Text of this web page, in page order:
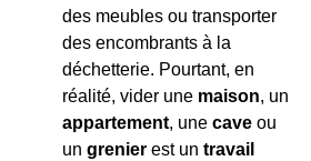
des meubles ou transporter
des encombrants à la
déchetterie. Pourtant, en
réalité, vider une maison, un
appartement, une cave ou
un grenier est un travail